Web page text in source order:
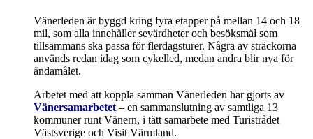
Vänerleden är byggd kring fyra etapper på mellan 14 och 18
mil, som alla innehåller sevärdheter och besöksmål som
tillsammans ska passa för flerdagsturer. Några av sträckorna
används redan idag som cykelled, medan andra blir nya för
ändamålet.
Arbetet med att koppla samman Vänerleden har gjorts av
Vänersamarbetet – en sammanslutning av samtliga 13
kommuner runt Vänern, i tätt samarbete med Turistrådet
Västsverige och Visit Värmland.